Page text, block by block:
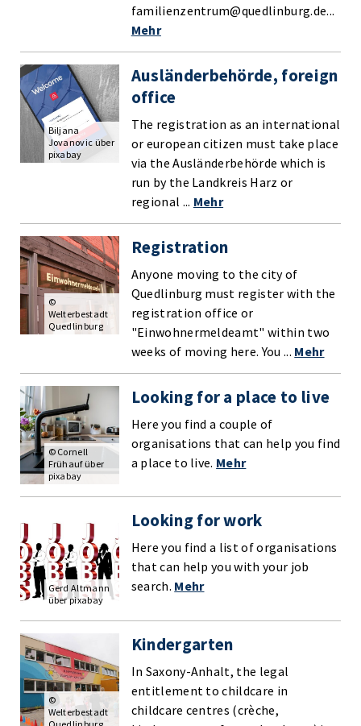
familienzentrum@quedlinburg.de...
Mehr
Ausländerbehörde, foreign
office
The registration as an international
or european citizen must take place
via the Ausländerbehörde which is
run by the Landkreis Harz or
regional ... Mehr
Biljana
Jovanovic über
pixabay
Registration
Anyone moving to the city of
Quedlinburg must register with the
registration office or
"Einwohnermeldeamt" within two
weeks of moving here. You ... Mehr
©
Welterbestadt
Quedlinburg
Looking for a place to live
Here you find a couple of
organisations that can help you find
a place to live. Mehr
© Cornell
Frühauf über
pixabay
Looking for work
Here you find a list of organisations
that can help you with your job
search. Mehr
Gerd Altmann
über pixabay
Kindergarten
In Saxony-Anhalt, the legal
entitlement to childcare in
childcare centres (crèche,
©
Welterbestadt